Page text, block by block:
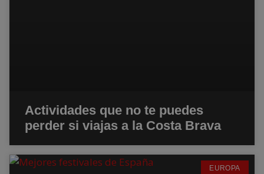
Actividades que no te puedes
perder si viajas a la Costa Brava
EUROPA